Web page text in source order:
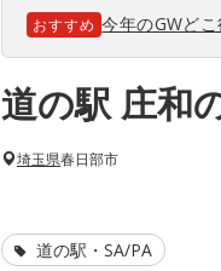
おすすめ 今年のGWど
道の駅 庄和
埼玉県春日部市
道の駅・SA/PA